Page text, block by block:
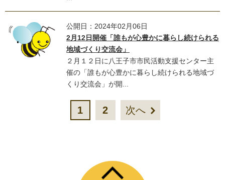
公開日：2024年02月06日
2月12日開催「誰もが心豊かに暮らし続けられる
地域づくり交流会」
２月１２日に八王子市市民活動支援センター主
催の「誰もが心豊かに暮らし続けられる地域づ
くり交流会」が開...
1 2 次へ